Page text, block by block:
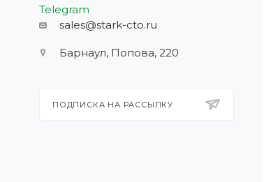
Telegram
sales@stark-cto.ru
Барнаул, Попова, 220
ПОДПИСКА НА РАССЫЛКУ